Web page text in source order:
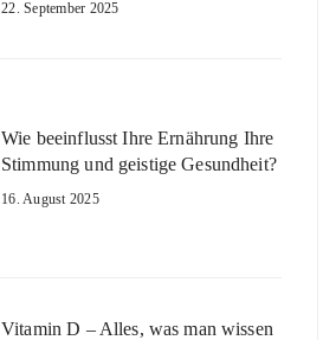
22. September 2025
Wie beeinflusst Ihre Ernährung Ihre
Stimmung und geistige Gesundheit?
16. August 2025
Vitamin D – Alles, was man wissen